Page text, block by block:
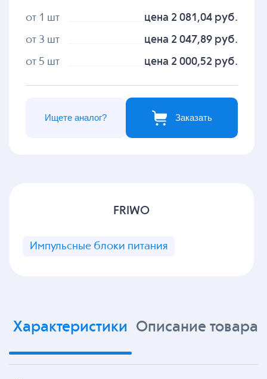
от 1 шт цена 2 081,04 руб.
от 3 шт цена 2 047,89 руб.
от 5 шт цена 2 000,52 руб.
Заказать
Ищете аналог?
FRIWO
Импульсные блоки питания
Характеристики Описание товара